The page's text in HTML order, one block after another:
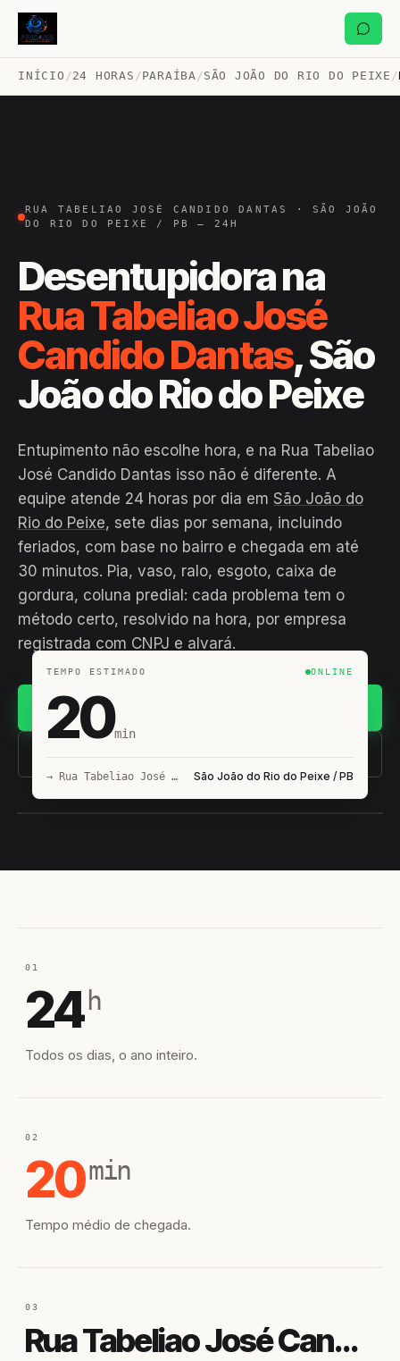
INÍCIO /24 HORAS /PARAÍBA /SÃO JOÃO DO RIO DO PEIXE /
RUA TABELIAO JOSÉ CANDIDO DANTAS · SÃO JOÃO
DO RIO DO PEIXE / PB — 24H
Desentupidora na
Rua Tabeliao José
Candido Dantas, São
João do Rio do Peixe
Entupimento não escolhe hora, e na Rua Tabeliao
José Candido Dantas isso não é diferente. A
equipe atende 24 horas por dia em São João do
Rio do Peixe, sete dias por semana, incluindo
feriados, com base no bairro e chegada em até
30 minutos. Pia, vaso, ralo, esgoto, caixa de
gordura, coluna predial: cada problema tem o
método certo, resolvido na hora, por empresa
registrada com CNPJ e alvará.
(11) 93407-8838
TEMPO ESTIMADO ONLINE
20min
→ Rua Tabeliao José Candido Dantas São João do Rio do Peixe / PB
01
24 h
Todos os dias, o ano inteiro.
02
20min
Tempo médio de chegada.
03
Rua Tabeliao José Candido Dantas